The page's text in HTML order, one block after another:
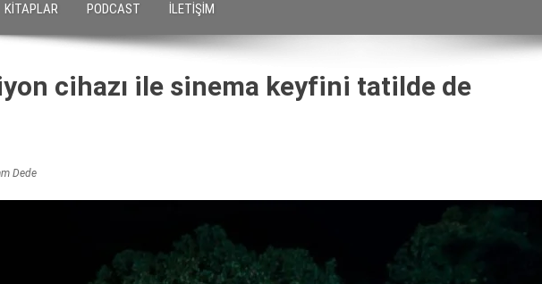
KITAPLAR PODCAST İLETIŞIM
cihazı ile sinema keyfini tatilde de
Dede